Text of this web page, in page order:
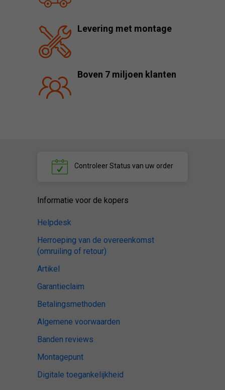
Levering met montage
Boven 7 miljoen klanten
ControleerStatus van uw order
Informatie voor de kopers
Helpdesk
Herroeping van de overeenkomst
(omruiling of retour)
Artikel
Garantieclaim
Betalingsmethoden
Algemene voorwaarden
Banden reviews
Montagepunt
Digitale toegankelijkheid